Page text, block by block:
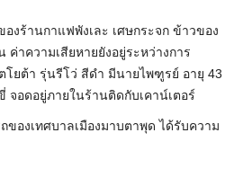
งร้านกาแฟพังเละ เศษกระจก ข้าวของ
ค่าความเสียหายยังอยู่ระหว่างการ
โยต้า รุ่นรีโว่ สีดำ มีนายไพฑูรย์ อายุ 43
จอดอยู่ภายในร้านติดกับเคาน์เตอร์
ของเทศบาลเมืองมาบตาพุด ได้รับความ